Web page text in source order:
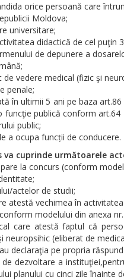
orice persoană care
Moldova;
universitare;
didactică de cel puţin
de depunere a
de vedere medical (fizic şi
penale;
în ultimii 5 ani pe baza
funcţie publică conform art.64
public;
a ocupa funcții de conducere.
va cuprinde următoarele
la concurs (conform
actelor de studii;
atestă vechimea în
modelului din anexa
care atestă faptul că
neuropsihic (eliberat de
declaraţia pe propria
dezvoltare a
planului cu cinci zile înainte